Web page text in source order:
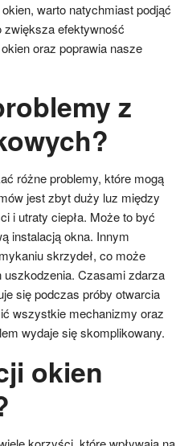
warto natychmiast podjąć
zwiększa efektywność
oraz poprawia nasze
z
różne problemy, które mogą
jest zbyt duży luz między
i utraty ciepła. Może to być
instalacją okna. Innym
skrzydeł, co może
uszkodzenia. Czasami zdarza
się podczas próby otwarcia
wszystkie mechanizmy oraz
wydaje się skomplikowany.
okien